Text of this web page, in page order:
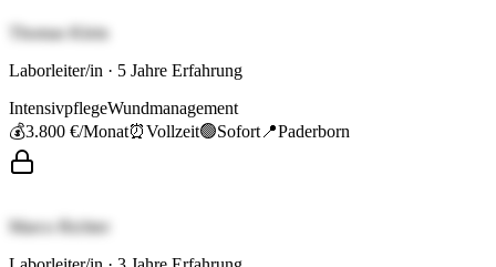
Thomas Klein
Laborleiter/in · 5 Jahre Erfahrung
IntensivpflegeWundmanagement
💰3.800 €/Monat⏰Vollzeit🟢Sofort 📍Paderborn
Marco Richter